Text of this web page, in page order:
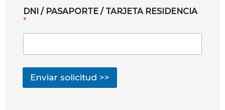
DNI / PASAPORTE / TARJETA RESIDENCIA
*
Enviar solicitud >>